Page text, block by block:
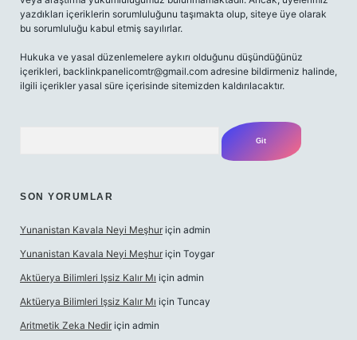
yazdıkları içeriklerin sorumluluğunu taşımakta olup, siteye üye olarak
bu sorumluluğu kabul etmiş sayılırlar.
Hukuka ve yasal düzenlemelere aykırı olduğunu düşündüğünüz
içerikleri, backlinkpanelicomtr@gmail.com adresine bildirmeniz halinde,
ilgili içerikler yasal süre içerisinde sitemizden kaldırılacaktır.
SON YORUMLAR
Yunanistan Kavala Neyi Meşhur için admin
Yunanistan Kavala Neyi Meşhur için Toygar
Aktüerya Bilimleri Işsiz Kalır Mı için admin
Aktüerya Bilimleri Işsiz Kalır Mı için Tuncay
Aritmetik Zeka Nedir için admin